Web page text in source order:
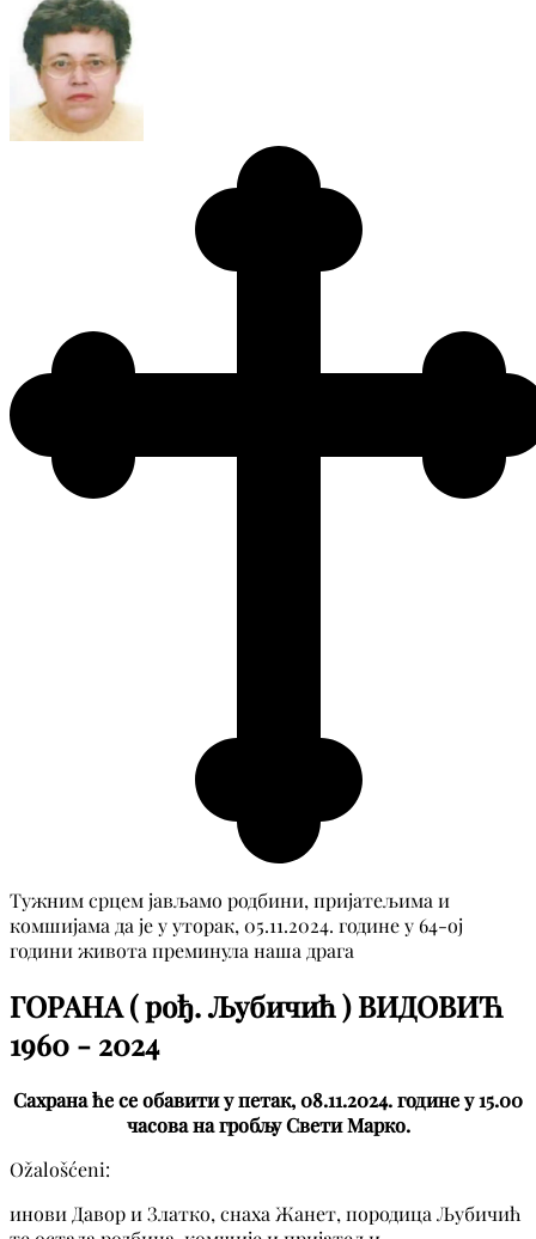
Тужним срцем јављамо родбини, пријатељима и
комшијама да је у уторак, 05.11.2024. године у 64-ој
години живота преминула наша драга
ГОРАНА ( рођ. Љубичић ) ВИДОВИЋ
1960 - 2024
Сахрана ће се обавити у петак, 08.11.2024. године у 15.00
часова на гробљу Свети Марко.
Ožalošćeni:
инови Давор и Златко, снаха Жанет, породица Љубичић